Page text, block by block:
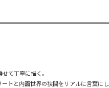
て丁寧に描く。
ートと内面世界の狭間をリアルに言葉に